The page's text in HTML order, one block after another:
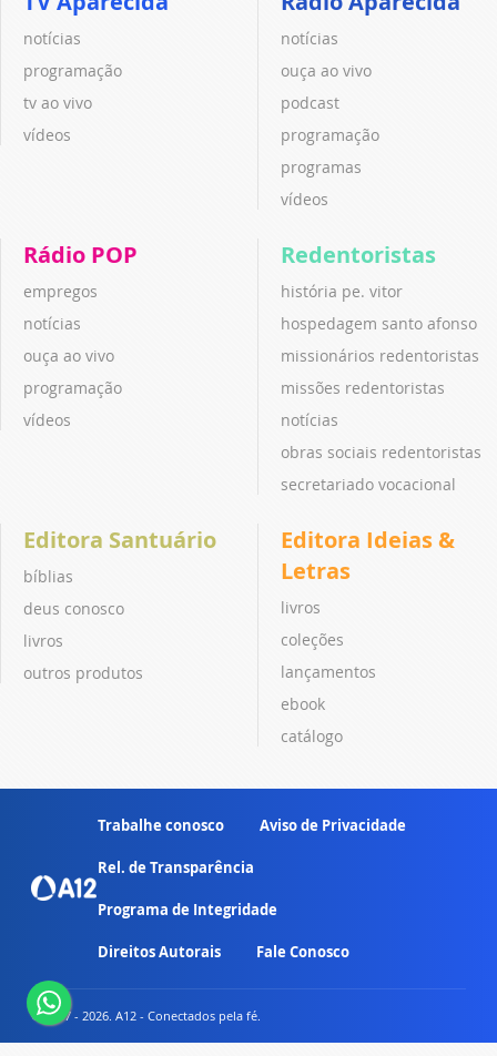
notícias
programação
tv ao vivo
vídeos
notícias
ouça ao vivo
podcast
programação
programas
vídeos
Rádio POP
empregos
notícias
ouça ao vivo
programação
vídeos
Redentoristas
história pe. vitor
hospedagem santo afonso
missionários redentoristas
missões redentoristas
notícias
obras sociais redentoristas
secretariado vocacional
Editora Santuário
bíblias
deus conosco
livros
outros produtos
Editora Ideias &
Letras
livros
coleções
lançamentos
ebook
catálogo
Trabalhe conosco Aviso de Privacidade
Rel. de Transparência
Programa de Integridade
Direitos Autorais Fale Conosco
© 2007 - 2026. A12 - Conectados pela fé.